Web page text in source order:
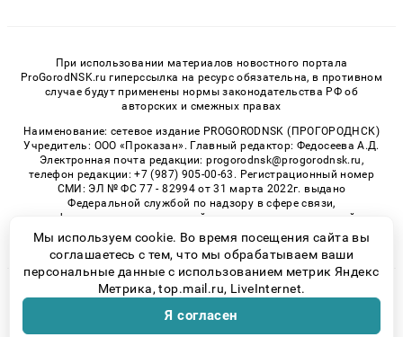
При использовании материалов новостного портала
ProGorodNSK.ru гиперссылка на ресурс обязательна, в противном
случае будут применены нормы законодательства РФ об
авторских и смежных правах
Наименование: сетевое издание PROGORODNSK (ПРОГОРОДНСК)
Учредитель: ООО «Проказан». Главный редактор: Федосеева А.Д.
Электронная почта редакции: progorodnsk@progorodnsk.ru,
телефон редакции: +7 (987) 905-00-63. Регистрационный номер
СМИ: ЭЛ № ФС 77 - 82994 от 31 марта 2022г. выдано
Федеральной службой по надзору в сфере связи,
информационных технологий и массовых коммуникаций.
Возрастная категория сайта 16+.
© 2026 «progorodnsk» | Все права защищены
Возрастная категория сайта 16+
Мы используем cookie. Во время посещения сайта вы
соглашаетесь с тем, что мы обрабатываем ваши
персональные данные с использованием метрик Яндекс
Метрика, top.mail.ru, LiveInternet.
Я согласен